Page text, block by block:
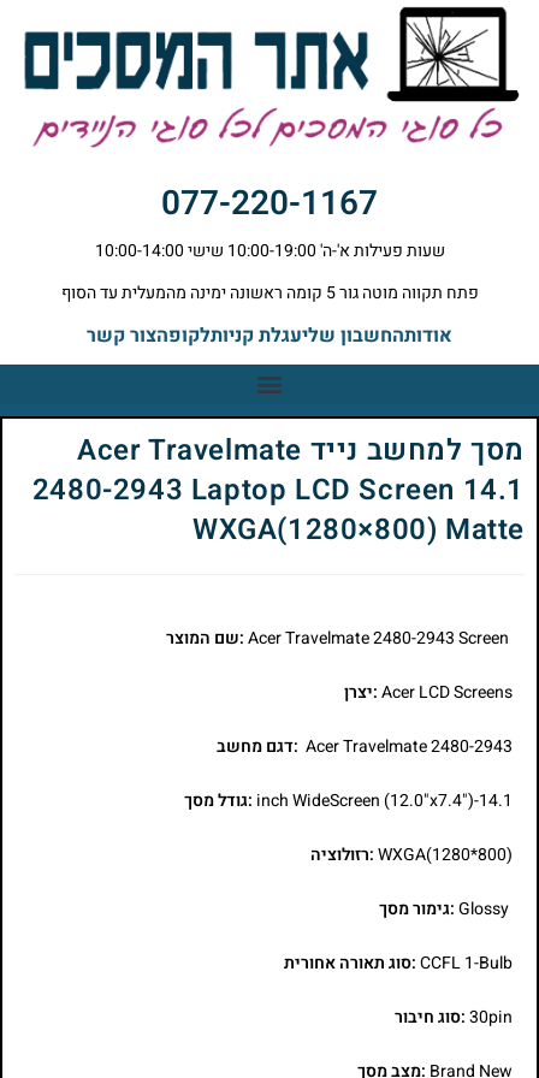
077-220-1167
שעות פעילות א'-ה' 10:00-19:00 שישי 10:00-14:00
פתח תקווה מוטה גור 5 קומה ראשונה ימינה מהמעלית עד הסוף
אודותהחשבון שליעגלת קניותלקופהצור קשר
מסך למחשב נייד Acer Travelmate
2480-2943 Laptop LCD Screen 14.1
WXGA(1280×800) Matte
:שם המוצר
Acer LCD Screens:יצרן
Acer Travelmate 2480-2943 :דגם מחשב
14.1-inch WideScreen (12.0"x7.4") :גודל מסך
WXGA(1280*800):רזולוציה
Glossy:גימור מסך
CCFL 1-Bulb:סוג תאורה אחורית
30pin:סוג חיבור
Brand New :מצב מסך